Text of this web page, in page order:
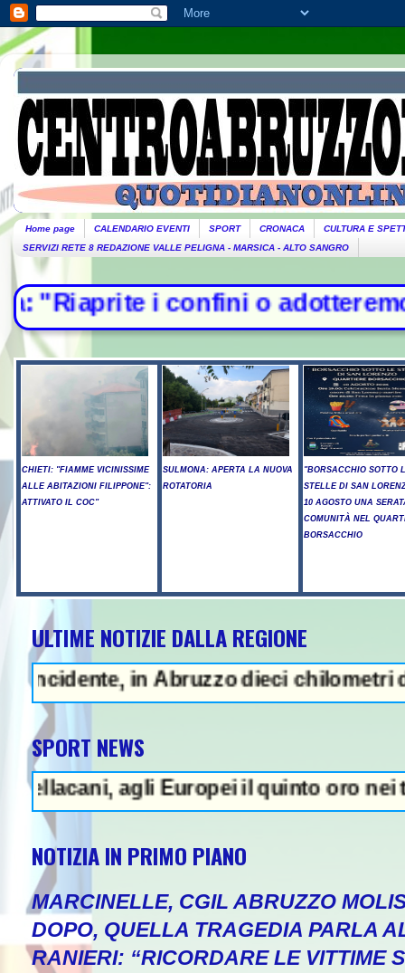
Home page CALENDARIO EVENTI SPORT CRONACA
CULTURA E
SERVIZI RETE 8 REDAZIONE VALLE PELIGNA - MARSICA - ALTO SANGRO
i confini o adotteremo
CHIETI: "FIAMME VICINISSIME
ALLE ABITAZIONI FILIPPONE":
ATTIVATO IL COC"
SULMONA: APERTA LA NUOVA
ROTATORIA
"BORSACCHIO SOTTO
STELLE DI SAN
10 AGOSTO UNA
COMUNITÀ NEL
BORSACCHIO
ULTIME NOTIZIE DALLA REGIONE
in Abruzzo dieci chilometri di coda
SPORT NEWS
agli Europei il quinto oro nei tuffi
NOTIZIA IN PRIMO PIANO
MARCINELLE, CGIL ABRUZZO
DOPO, QUELLA TRAGEDIA PARLA
RANIERI: “RICORDARE LE VITTIME
- Sparatoria in una scuola a